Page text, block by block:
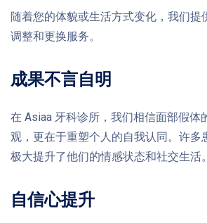
随着您的体貌或生活方式变化，我们提
调整和更换服务。
成果不言自明
在 Asiaa 牙科诊所，我们相信面部假体
观，更在于重塑个人的自我认同。许多
极大提升了他们的情感状态和社交生活。
自信心提升